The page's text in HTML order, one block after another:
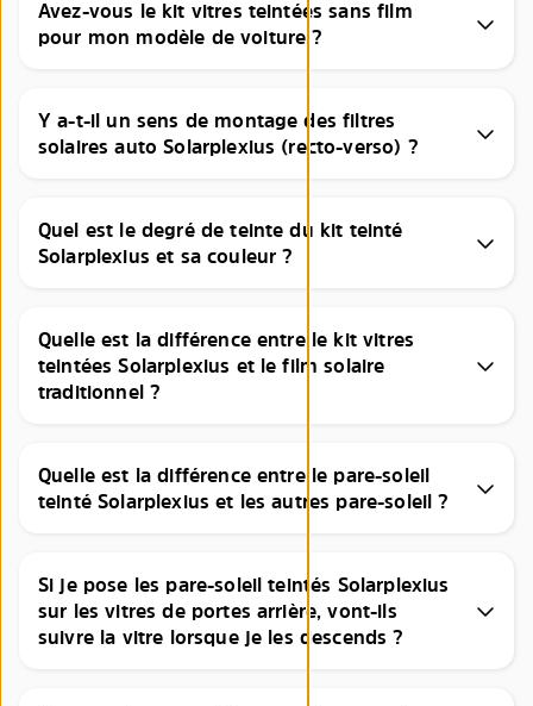
Avez-vous le kit vitres teintées sans film
pour mon modèle de voiture ?
Y a-t-il un sens de montage des filtres
solaires auto Solarplexius (recto-verso) ?
Quel est le degré de teinte du kit teinté
Solarplexius et sa couleur ?
Quelle est la différence entre le kit vitres
teintées Solarplexius et le film solaire
traditionnel ?
Quelle est la différence entre le pare-soleil
teinté Solarplexius et les autres pare-soleil ?
Si je pose les pare-soleil teintés Solarplexius
sur les vitres de portes arrière, vont-ils
suivre la vitre lorsque je les descends ?